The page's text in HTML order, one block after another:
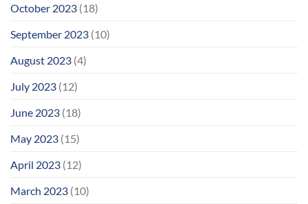
October 2023 (18)
September 2023 (10)
August 2023 (4)
July 2023 (12)
June 2023 (18)
May 2023 (15)
April 2023 (12)
March 2023 (10)